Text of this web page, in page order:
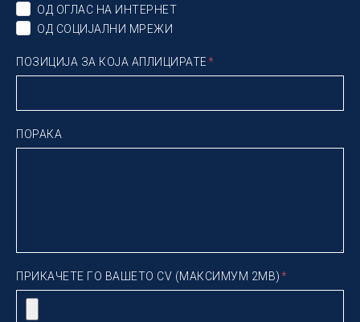
ОД ОГЛАС НА ИНТЕРНЕТ
ОД СОЦИЈАЛНИ МРЕЖИ
ПОЗИЦИЈА ЗА КОЈА АПЛИЦИРАТЕ
ПОРАКА
ПРИКАЧЕТЕ ГО ВАШЕТО CV (МАКСИМУМ 2MB)